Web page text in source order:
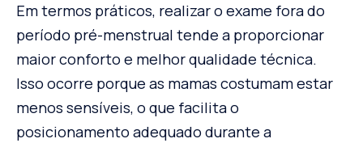
Em termos práticos, realizar o exame fora do
período pré-menstrual tende a proporcionar
maior conforto e melhor qualidade técnica.
Isso ocorre porque as mamas costumam estar
menos sensíveis, o que facilita o
posicionamento adequado durante a